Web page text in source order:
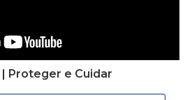
| Proteger e Cuidar